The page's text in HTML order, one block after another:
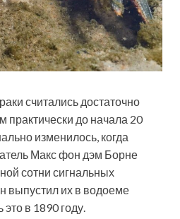
считались достаточно
до начала 20
изменилось, когда
Макс фон дэм Борне
сотни сигнальных
выпустил их в водоеме
в 1890 году.